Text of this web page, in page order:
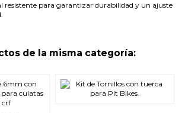
resistente para garantizar durabilidad y un ajuste
de la misma categoría: